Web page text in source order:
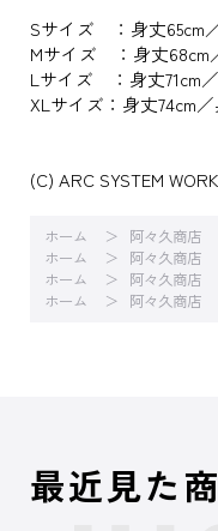
Sサイズ ：身丈65cm
Mサイズ ：身丈68cm
Lサイズ ：身丈71cm／
XLサイズ：身丈74cm
(C) ARC SYSTEM
ホーム
阿々久商店
ホーム
阿々久商店
ホーム
阿々久商店
ホーム
阿々久商店
最近見た